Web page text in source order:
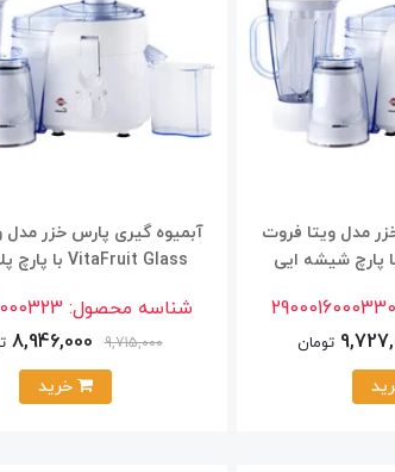
مدل ویتا فروت
2900016000330
تومان
آبمیوه گیری پارس خزر مدل
VitaFruit Glass با پارچ پلاستیکی
شناسه محصول:
9,715,000
8,946,000